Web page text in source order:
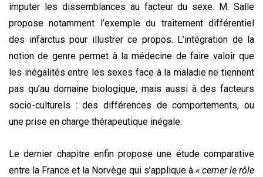
imputer les dissemblances au facteur du sexe. M. Salle
propose notamment l’exemple du traitement différentiel
des infarctus pour illustrer ce propos. L’intégration de la
notion de genre permet à la médecine de faire valoir que
les inégalités entre les sexes face à la maladie ne tiennent
pas qu’au domaine biologique, mais aussi à des facteurs
socio-culturels : des différences de comportements, ou
une prise en charge thérapeutique inégale.
Le dernier chapitre enfin propose une étude comparative
entre la France et la Norvège qui s’applique à « cerner le rôle